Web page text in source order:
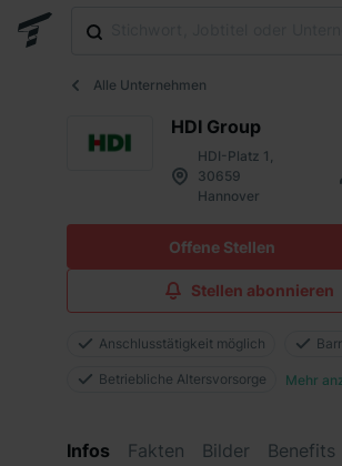
Alle Unternehmen
HDI Group
HDI-Platz 1,
30659
Hannover
Offene Stellen
Stellen abonnieren
Anschlusstätigkeit möglich
Betriebliche Altersvorsorge Mehr
Infos Fakten Bilder Benefits